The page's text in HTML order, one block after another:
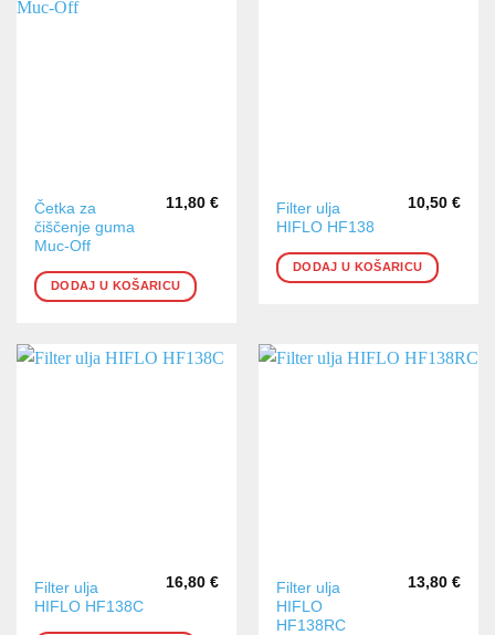
Četka za
čiščenje guma
Muc-Off
11,80 €
DODAJ U KOŠARICU
Filter ulja
HIFLO HF138
10,50 €
DODAJ U KOŠARICU
Filter ulja
HIFLO HF138C
16,80 €
Filter ulja
HIFLO
HF138RC
13,80 €